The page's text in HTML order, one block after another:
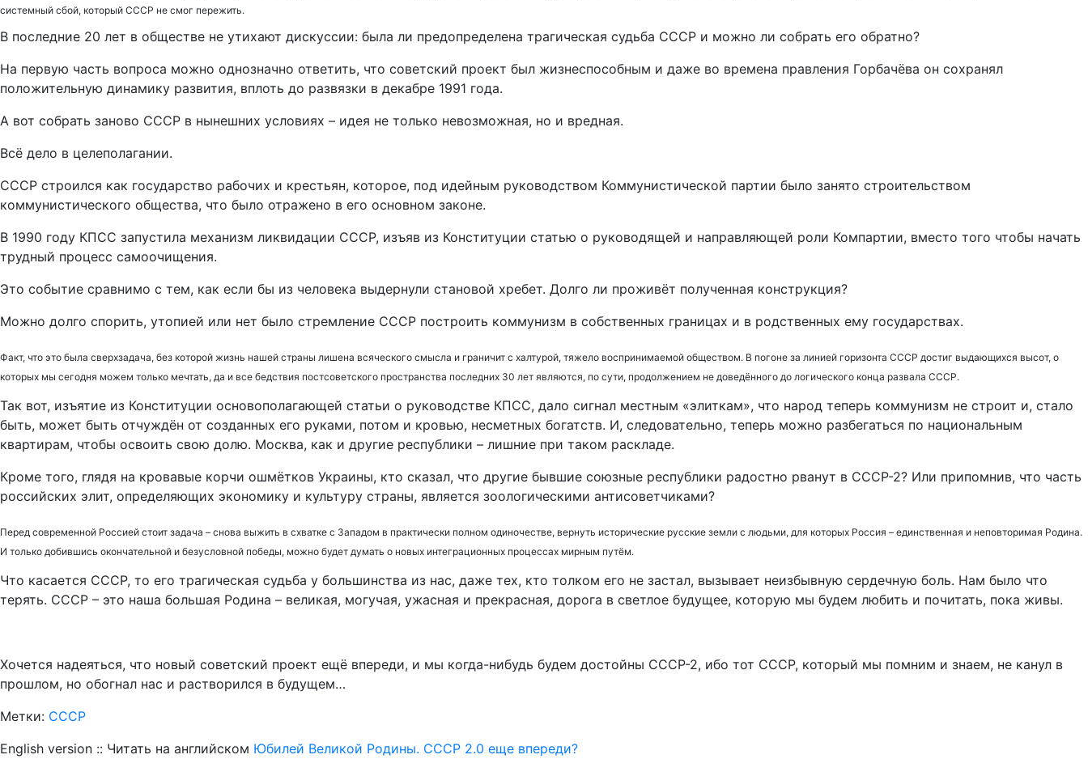
системный сбой, который СССР не смог пережить.
В последние 20 лет в обществе не утихают дискуссии: была ли предопределена трагическая судьба СССР и можно ли собрать его обратно?
На первую часть вопроса можно однозначно ответить, что советский проект был жизнеспособным и даже во времена правления Горбачёва он сохранял
положительную динамику развития, вплоть до развязки в декабре 1991 года.
А вот собрать заново СССР в нынешних условиях – идея не только невозможная, но и вредная.
Всё дело в целеполагании.
СССР строился как государство рабочих и крестьян, которое, под идейным руководством Коммунистической партии было занято строительством
коммунистического общества, что было отражено в его основном законе.
В 1990 году КПСС запустила механизм ликвидации СССР, изъяв из Конституции статью о руководящей и направляющей роли Компартии, вместо того чтобы начать
трудный процесс самоочищения.
Это событие сравнимо с тем, как если бы из человека выдернули становой хребет. Долго ли проживёт полученная конструкция?
Можно долго спорить, утопией или нет было стремление СССР построить коммунизм в собственных границах и в родственных ему государствах.
Факт, что это была сверхзадача, без которой жизнь нашей страны лишена всяческого смысла и граничит с халтурой, тяжело воспринимаемой обществом. В погоне за линией горизонта СССР достиг выдающихся высот, о
которых мы сегодня можем только мечтать, да и все бедствия постсоветского пространства последних 30 лет являются, по сути, продолжением не доведённого до логического конца развала СССР.
Так вот, изъятие из Конституции основополагающей статьи о руководстве КПСС, дало сигнал местным «элиткам», что народ теперь коммунизм не строит и, стало
быть, может быть отчуждён от созданных его руками, потом и кровью, несметных богатств. И, следовательно, теперь можно разбегаться по национальным
квартирам, чтобы освоить свою долю. Москва, как и другие республики – лишние при таком раскладе.
Кроме того, глядя на кровавые корчи ошмётков Украины, кто сказал, что другие бывшие союзные республики радостно рванут в СССР-2? Или припомнив, что часть
российских элит, определяющих экономику и культуру страны, является зоологическими антисоветчиками?
Перед современной Россией стоит задача – снова выжить в схватке с Западом в практически полном одиночестве, вернуть исторические русские земли с людьми, для которых Россия – единственная и неповторимая Родина.
И только добившись окончательной и безусловной победы, можно будет думать о новых интеграционных процессах мирным путём.
Что касается СССР, то его трагическая судьба у большинства из нас, даже тех, кто толком его не застал, вызывает неизбывную сердечную боль. Нам было что
терять. СССР – это наша большая Родина – великая, могучая, ужасная и прекрасная, дорога в светлое будущее, которую мы будем любить и почитать, пока живы.
Хочется надеяться, что новый советский проект ещё впереди, и мы когда-нибудь будем достойны СССР-2, ибо тот СССР, который мы помним и знаем, не канул в
прошлом, но обогнал нас и растворился в будущем…
Метки: СССР
English version :: Читать на английском Юбилей Великой Родины. СССР 2.0 еще впереди?